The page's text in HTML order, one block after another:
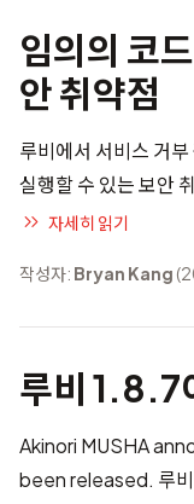
임의의 코
안 취약점
루비에서 서비스 거
실행할 수 있는 보안
자세히 읽기
작성자: Bryan Kang
루비 1.8.7
Akinori MUSHA
been released. 루비